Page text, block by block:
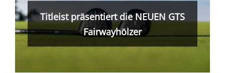
Was nicht passt, wird passend
gemacht!